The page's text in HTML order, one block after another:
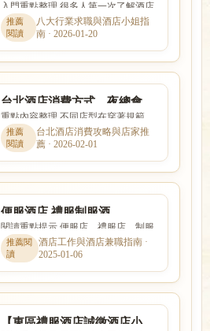
間、薪水收入、出場接S性交
易問題?
入門重點整理 很多人第一次了解酒店
工作時，最在意的就是收入怎麼計
算、是否可以日領現領，以及...
八大行業求職與酒店小姐指
南 · 2026-01-20
台北酒店消費方式、夜總會、
陪酒小姐、制服店、禮服店、
便服店推薦
重點內容整理 不同店型在穿著規範、
互動方式、價格定位與工作要求上都
有差別。本篇以「台北酒店...
台北酒店消費攻略與店家推
薦 · 2026-02-01
便服酒店,禮服制服酒
店,PianoBar,酒吧ktv派對商務
伴遊
閱讀重點提示 便服店、禮服店、制服
店與日式酒吧的消費方式、工作內容
與客群定位都不相同。本文...
酒店工作與酒店兼職指南 ·
2025-01-06
【東區禮服酒店誠徵酒店小